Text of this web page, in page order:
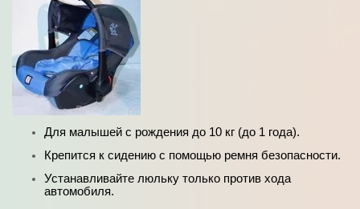
Для малышей с рождения до 10 кг (до 1 года).
Крепится к сидению с помощью ремня безопасности.
Устанавливайте люльку только против хода
автомобиля.